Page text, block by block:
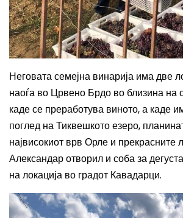
Неговата семејна винарија има две
наоѓа во Црвено Брдо во близина на
каде се преработува виното, а каде
поглед на Тиквешкото езеро,
највисокиот врв Орле и прекрасните
Александар отворил и соба за
на локација во градот Кавадарци.